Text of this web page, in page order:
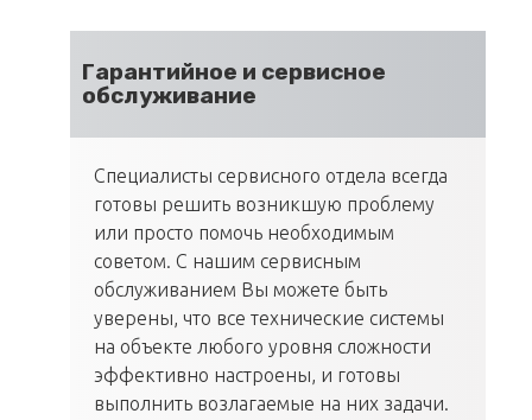
Гарантийное и сервисное
обслуживание
Специалисты сервисного отдела всегда
готовы решить возникшую проблему
или просто помочь необходимым
советом. С нашим сервисным
обслуживанием Вы можете быть
уверены, что все технические системы
на объекте любого уровня сложности
эффективно настроены, и готовы
выполнить возлагаемые на них задачи.